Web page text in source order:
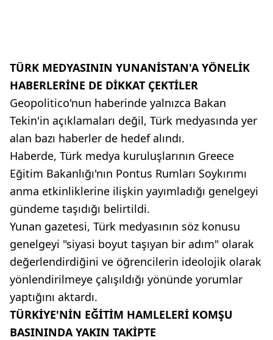
TÜRK MEDYASININ YUNANİSTAN'A YÖNELİK
HABERLERİNE DE DİKKAT ÇEKTİLER
Geopolitico'nun haberinde yalnızca Bakan
Tekin'in açıklamaları değil, Türk medyasında yer
alan bazı haberler de hedef alındı.
Haberde, Türk medya kuruluşlarının Greece
Eğitim Bakanlığı'nın Pontus Rumları Soykırımı
anma etkinliklerine ilişkin yayımladığı genelgeyi
gündeme taşıdığı belirtildi.
Yunan gazetesi, Türk medyasının söz konusu
genelgeyi "siyasi boyut taşıyan bir adım" olarak
değerlendirdiğini ve öğrencilerin ideolojik olarak
yönlendirilmeye çalışıldığı yönünde yorumlar
yaptığını aktardı.
TÜRKİYE'NİN EĞİTİM HAMLELERİ KOMŞU
BASININDA YAKIN TAKİPTE